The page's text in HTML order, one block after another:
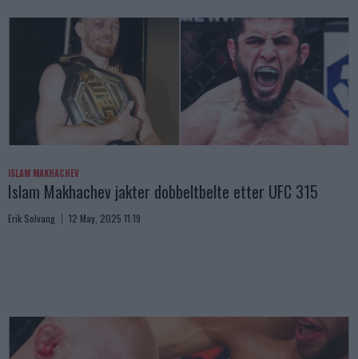
ISLAM MAKHACHEV
Islam Makhachev jakter dobbeltbelte etter UFC 315
Erik Solvang 12 May, 2025 11:19